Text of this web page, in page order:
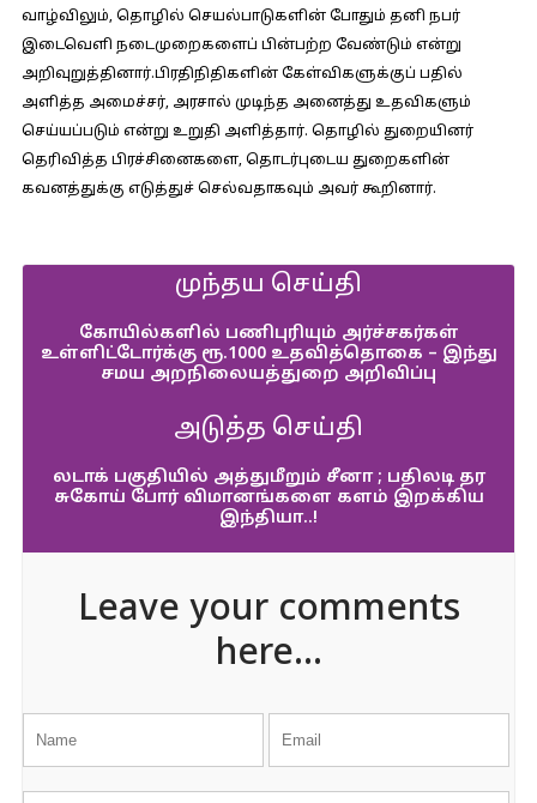
வாழ்விலும், தொழில் செயல்பாடுகளின் போதும் தனி நபர்
இடைவெளி நடைமுறைகளைப் பின்பற்ற வேண்டும் என்று
அறிவுறுத்தினார்.பிரதிநிதிகளின் கேள்விகளுக்குப் பதில்
அளித்த அமைச்சர், அரசால் முடிந்த அனைத்து உதவிகளும்
செய்யப்படும் என்று உறுதி அளித்தார். தொழில் துறையினர்
தெரிவித்த பிரச்சினைகளை, தொடர்புடைய துறைகளின்
கவனத்துக்கு எடுத்துச் செல்வதாகவும் அவர் கூறினார்.
முந்தய செய்தி
கோயில்களில் பணிபுரியும் அர்ச்சகர்கள்
உள்ளிட்டோர்க்கு ரூ.1000 உதவித்தொகை – இந்து
சமய அறநிலையத்துறை அறிவிப்பு
அடுத்த செய்தி
லடாக் பகுதியில் அத்துமீறும் சீனா ; பதிலடி தர
சுகோய் போர் விமானங்களை களம் இறக்கிய
இந்தியா..!
Leave your comments
here...